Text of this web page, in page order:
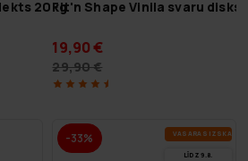
20kgFit'n Shape Vinila svaru disks
19,90 €
29,90 €
-33% VA­SA­RAS IZ­SKA­ŅA
LĪDZ 9.8.